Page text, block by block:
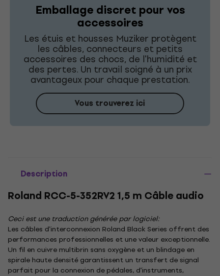
Emballage discret pour vos
accessoires
Les étuis et housses Muziker protègent
les câbles, connecteurs et petits
accessoires des chocs, de l'humidité et
des pertes. Un travail soigné à un prix
avantageux pour chaque prestation.
Vous trouverez ici
Description
Roland RCC-5-352RV2 1,5 m Câble audio
Ceci est une traduction générée par logiciel:
Les câbles d'interconnexion Roland Black Series offrent des
performances professionnelles et une valeur exceptionnelle.
Un fil en cuivre multibrin sans oxygène et un blindage en
spirale haute densité garantissent un transfert de signal
parfait pour la connexion de pédales, d'instruments,